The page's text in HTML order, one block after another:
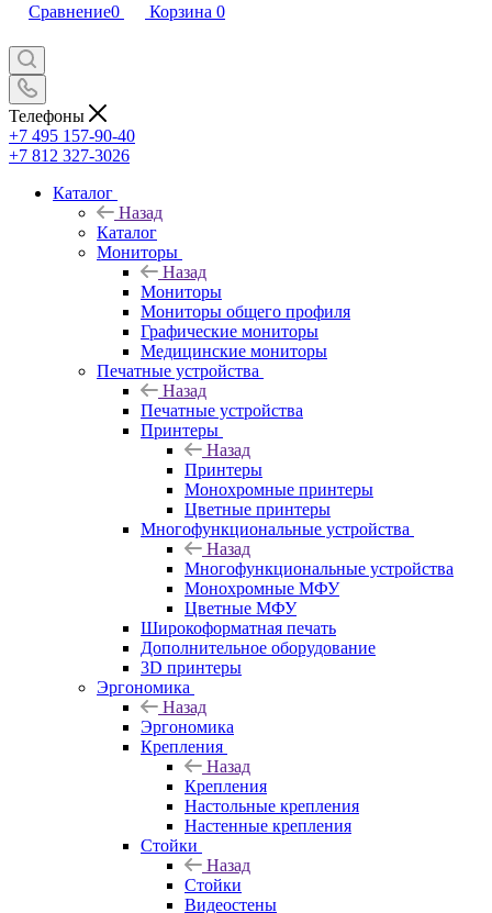
Сравнение0 Корзина 0
Телефоны
+7 495 157-90-40
+7 812 327-3026
Каталог
Назад
Каталог
Мониторы
Назад
Мониторы
Мониторы общего профиля
Графические мониторы
Медицинские мониторы
Печатные устройства
Назад
Печатные устройства
Принтеры
Назад
Принтеры
Моноxромныe принтеры
Цвeтныe принтеры
Многофункциональные устройства
Назад
Многофункциональные устройства
Монохромные МФУ
Цветные МФУ
Широкоформатная печать
Дополнительное оборудование
3D принтеры
Эргономика
Назад
Эргономика
Крепления
Назад
Крепления
Настольные крепления
Настенные крепления
Стойки
Назад
Стойки
Видеостены